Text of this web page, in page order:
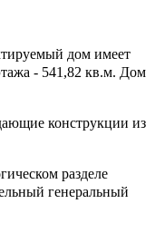
дом имеет
- 541,82 кв.м. Дом
конструкции из
разделе
генеральный